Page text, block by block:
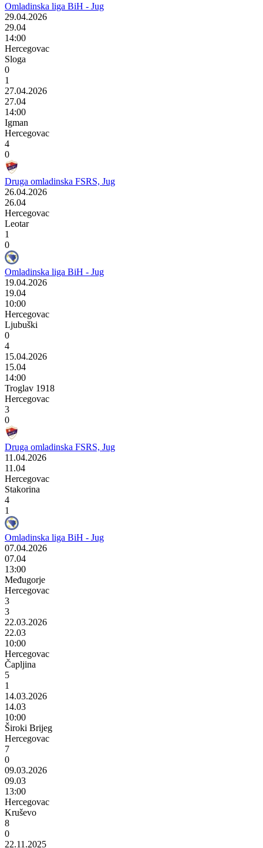
Omladinska liga BiH - Jug
29.04.2026
29.04
14:00
Hercegovac
Sloga
0
1
27.04.2026
27.04
14:00
Igman
Hercegovac
4
0
Druga omladinska FSRS, Jug
26.04.2026
26.04
Hercegovac
Leotar
1
0
Omladinska liga BiH - Jug
19.04.2026
19.04
10:00
Hercegovac
Ljubuški
0
4
15.04.2026
15.04
14:00
Troglav 1918
Hercegovac
3
0
Druga omladinska FSRS, Jug
11.04.2026
11.04
Hercegovac
Stakorina
4
1
Omladinska liga BiH - Jug
07.04.2026
07.04
13:00
Međugorje
Hercegovac
3
3
22.03.2026
22.03
10:00
Hercegovac
Čapljina
5
1
14.03.2026
14.03
10:00
Široki Brijeg
Hercegovac
7
0
09.03.2026
09.03
13:00
Hercegovac
Kruševo
8
0
22.11.2025